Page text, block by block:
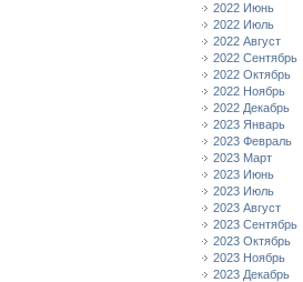
2022 Июнь
2022 Июль
2022 Август
2022 Сентябрь
2022 Октябрь
2022 Ноябрь
2022 Декабрь
2023 Январь
2023 Февраль
2023 Март
2023 Июнь
2023 Июль
2023 Август
2023 Сентябрь
2023 Октябрь
2023 Ноябрь
2023 Декабрь